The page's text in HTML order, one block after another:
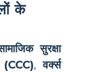
के
सुरक्षा
(CCC),वर्क्स